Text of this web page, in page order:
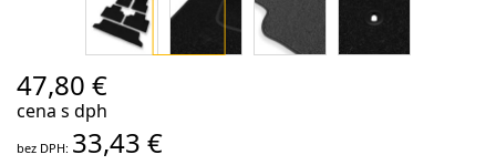
na
začiatok
galérie
47,80 €
cena s dph
33,43 €